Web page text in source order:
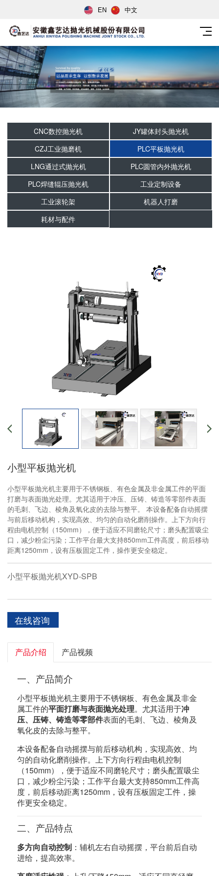
EN 中文
CNC数控抛光机
JY罐体封头抛光机
CZJ工业抛磨机
PLC平板抛光机
LNG通过式抛光机
PLC圆管内外抛光机
PLC焊缝辊压抛光机
工业定制设备
工业滚轮架
机器人打磨
耗材与配件
小型平板抛光机
小型平板抛光机主要用于不锈钢板、有色金属及非金属工件的平面
打磨与表面抛光处理。尤其适用于冲压、压铸、铸造等零部件表面
的毛刺、飞边、棱角及氧化皮的去除与整平。 本设备配备自动摇摆
与前后移动机构，实现高效、均匀的自动化磨削操作。上下方向行
程由电机控制（150mm），便于适应不同磨轮尺寸；磨头配置吸尘
口，减少粉尘污染；工作平台最大支持850mm工件高度，前后移动
距离1250mm，设有压板固定工件，操作更安全稳定。
小型平板抛光机XYD-SPB
在线咨询
产品介绍 产品视频
一、产品简介
小型平板抛光机主要用于不锈钢板、有色金属及非金
属工件的平面打磨与表面抛光处理。尤其适用于冲
压、压铸、铸造等零部件表面的毛刺、飞边、棱角及
氧化皮的去除与整平。
本设备配备自动摇摆与前后移动机构，实现高效、均
匀的自动化磨削操作。上下方向行程由电机控制
（150mm），便于适应不同磨轮尺寸；磨头配置吸尘
口，减少粉尘污染；工作平台最大支持850mm工件高
度，前后移动距离1250mm，设有压板固定工件，操
作更安全稳定。
二、产品特点
多方向自动控制 ：辅机左右自动摇摆，平台前后自动
进给，提高效率。